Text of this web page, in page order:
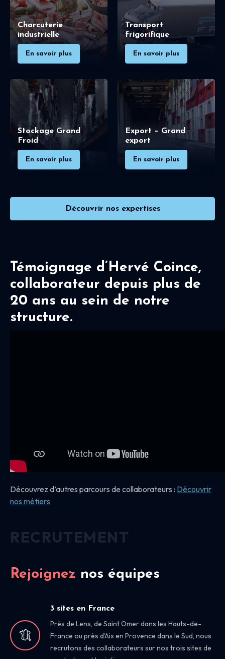
Charcuterie
industrielle
En savoir plus
Transport
frigorifique
En savoir plus
Stockage Grand
Froid
En savoir plus
Export – Grand
export
En savoir plus
Découvrir nos expertises
Témoignage d’Hervé Coince,
collaborateur depuis plus de
20 ans au sein de notre
structure.
Découvrez d’autres parcours de collaborateurs : Découvrir
nos métiers
Rejoignez nos équipes
3 sites en France
Près de Lens, de Saint Omer dans les Hauts-de-
France ou près d’Aix en Provence dans le Sud, nous
recrutons des collaborateurs sur nos trois sites de
RECRUTEMENT